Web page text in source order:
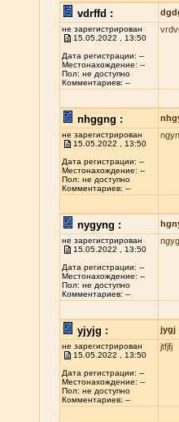
vdrffd :
не зарегистрирован
15.05.2022 , 13:50
Дата регистрации: --
Местонахождение: --
Пол: не доступно
Комментариев: --
nhggng :
не зарегистрирован
15.05.2022 , 13:50
Дата регистрации: --
Местонахождение: --
Пол: не доступно
Комментариев: --
nygyng :
не зарегистрирован
15.05.2022 , 13:50
Дата регистрации: --
Местонахождение: --
Пол: не доступно
Комментариев: --
yjyjg : jygj
не зарегистрирован
15.05.2022 , 13:50
Дата регистрации: --
Местонахождение: --
Пол: не доступно
Комментариев: --
jtfjfj